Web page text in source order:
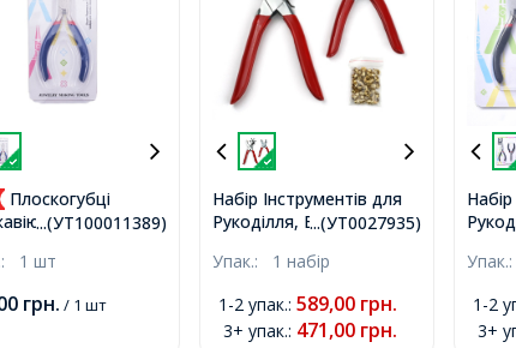
...(УТ100011389)
Плоскогубці
Сталь,
Сині,
1 шт
грн. / 1 шт
...(УТ0027935)
Набір Інструментів для
Рукоділля, Біжутерії та
Сталь, Плоскогубці-
Заклепок, Червоний,
335х110х25 мм, 2шт/
Упак.: 1 набір
1-2 упак.: 589,00 грн.
3+ упак.: 471,00 грн.
Упак.:
1-2
3+